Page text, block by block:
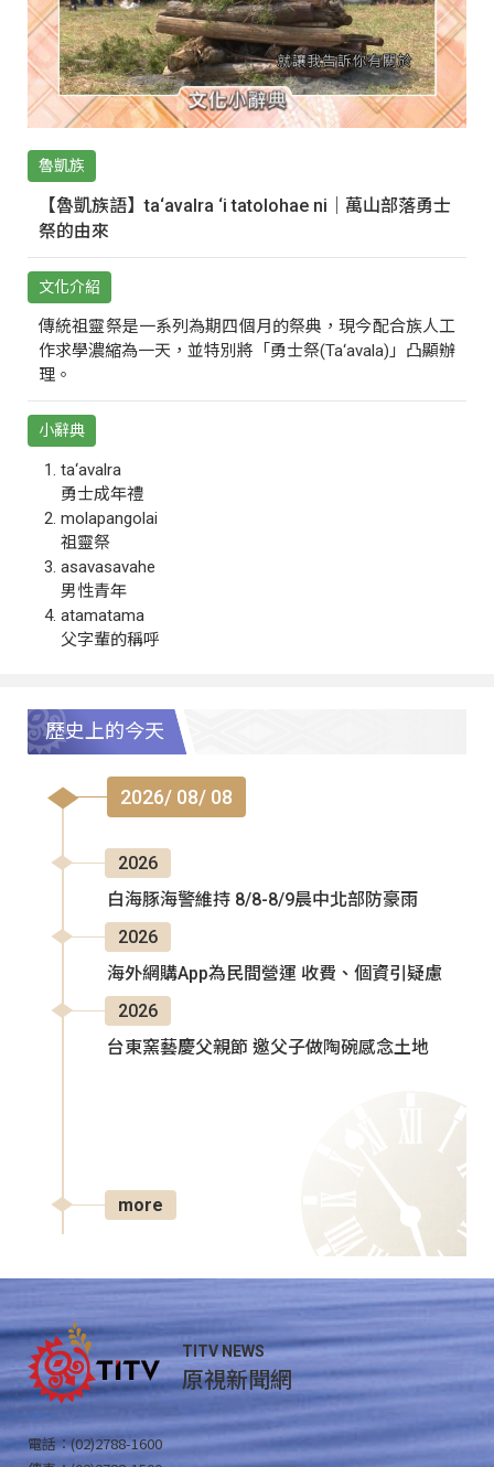
魯凱族
【魯凱族語】ta‘avalra ‘i tatolohae ni｜萬山部落勇士
祭的由來
文化介紹
傳統祖靈祭是一系列為期四個月的祭典，現今配合族人工
作求學濃縮為一天，並特別將「勇士祭(Ta‘avala)」凸顯辦
理。
小辭典
ta‘avalra
勇士成年禮
molapangolai
祖靈祭
asavasavahe
男性青年
atamatama
父字輩的稱呼
歷史上的今天
2026/ 08/ 08
2026
白海豚海警維持 8/8-8/9晨中北部防豪雨
2026
海外網購App為民間營運 收費、個資引疑慮
2026
台東窯藝慶父親節 邀父子做陶碗感念土地
more
TITV NEWS
原視新聞網
電話：(02)2788-1600